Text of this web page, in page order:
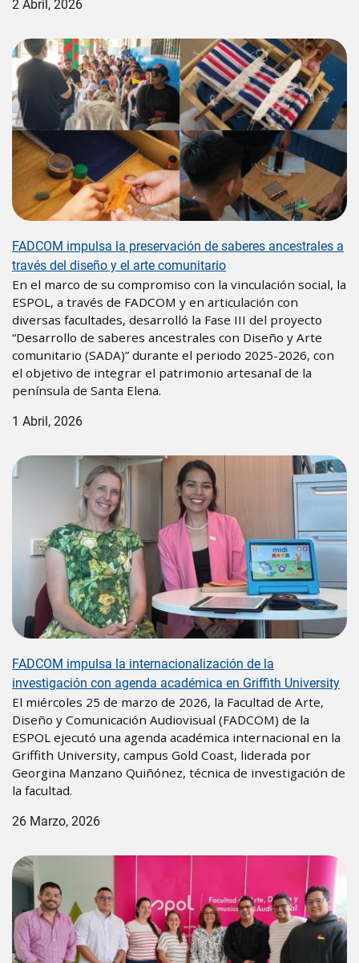
2 Abril, 2026
FADCOM impulsa la preservación de saberes ancestrales a
través del diseño y el arte comunitario
En el marco de su compromiso con la vinculación social, la
ESPOL, a través de FADCOM y en articulación con
diversas facultades, desarrolló la Fase III del proyecto
“Desarrollo de saberes ancestrales con Diseño y Arte
comunitario (SADA)” durante el periodo 2025-2026, con
el objetivo de integrar el patrimonio artesanal de la
península de Santa Elena.
1 Abril, 2026
FADCOM impulsa la internacionalización de la
investigación con agenda académica en Griffith University
El miércoles 25 de marzo de 2026, la Facultad de Arte,
Diseño y Comunicación Audiovisual (FADCOM) de la
ESPOL ejecutó una agenda académica internacional en la
Griffith University, campus Gold Coast, liderada por
Georgina Manzano Quiñónez, técnica de investigación de
la facultad.
26 Marzo, 2026
Image